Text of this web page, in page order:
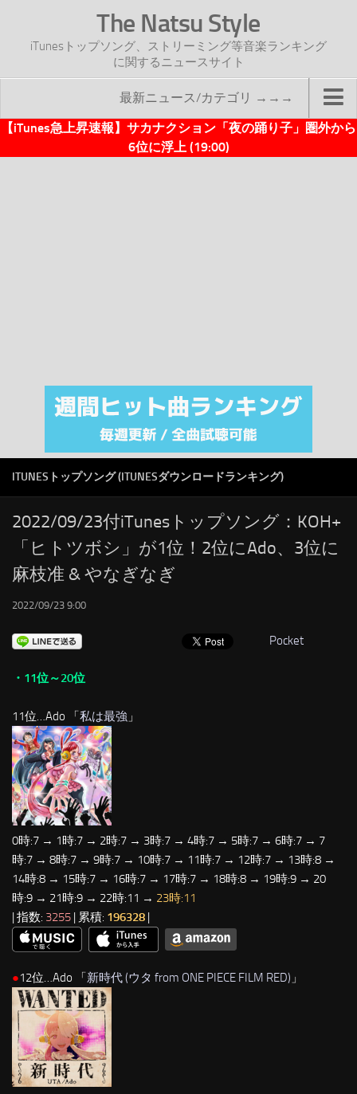
The Natsu Style
iTunesトップソング、ストリーミング等音楽ランキング
に関するニュースサイト
最新ニュース/カテゴリ →→→
TOP
注目カテゴリ
オリジナルiTunes週間トップソング
RSS
LINKS
【iTunes急上昇速報】サカナクション「夜の踊り子」圏外から
6位に浮上 (19:00)
ITUNESトップソング (ITUNESダウンロードランキング)
2022/09/23付iTunesトップソング：KOH+
「ヒトツボシ」が1位！2位にAdo、3位に
麻枝准 & やなぎなぎ
2022/09/23 9:00
Pocket
・11位～20位
11位…Ado 「私は最強 」
0時:7 → 1時:7 → 2時:7 → 3時:7 → 4時:7 → 5時:7 → 6時:7 → 7
時:7 → 8時:7 → 9時:7 → 10時:7 → 11時:7 → 12時:7 → 13時:8 →
14時:8 → 15時:7 → 16時:7 → 17時:7 → 18時:8 → 19時:9 → 20
時:9 → 21時:9 → 22時:11 → 23時:11
| 指数: 3255 | 累積: 196328 |
●12位…Ado 「新時代 (ウタ from ONE PIECE FILM RED) 」